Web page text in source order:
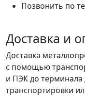
Позвонить по
Доставка и
Доставка
с помощью
и ПЭК до
транспортировки